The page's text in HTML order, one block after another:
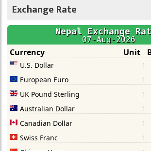
Exchange Rate